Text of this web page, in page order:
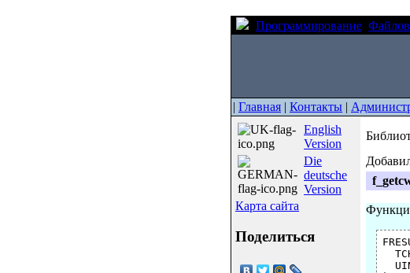
Программирование
| Главная | Контакты |
English
Version
Die
deutsche
Version
Карта сайта
Поделиться